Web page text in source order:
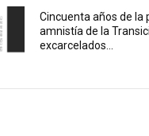
Cincuenta años de la
amnistía de la
excarcelados...